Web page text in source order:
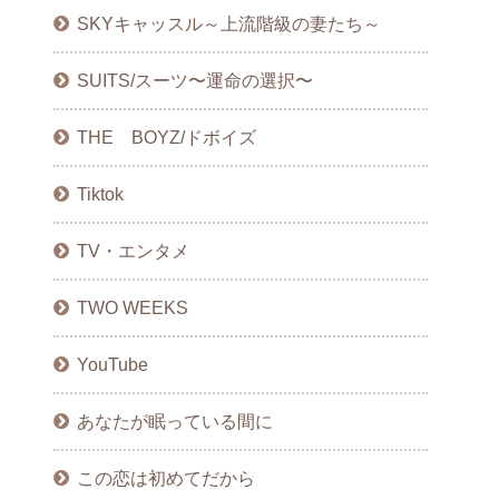
SKYキャッスル～上流階級の妻たち～
SUITS/スーツ〜運命の選択〜
THE BOYZ/ドボイズ
Tiktok
TV・エンタメ
TWO WEEKS
YouTube
あなたが眠っている間に
この恋は初めてだから